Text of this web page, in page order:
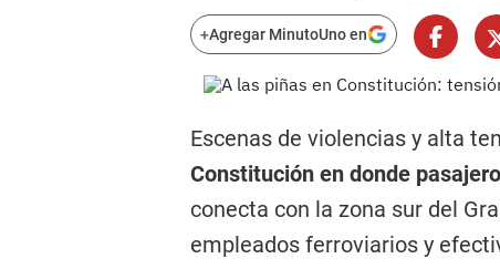
+Agregar MinutoUno en
Escenas de violencias y alta
Constitución en donde
conecta con la zona sur del
empleados ferroviarios y